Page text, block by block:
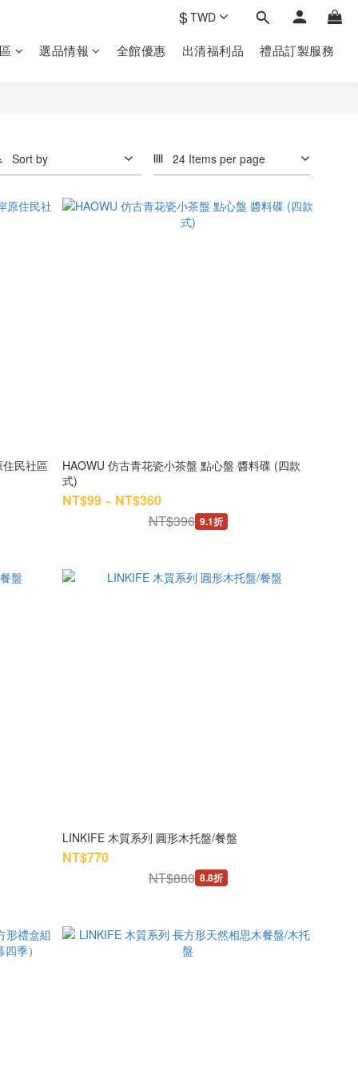
$TWD
選品情報 全館優惠 出清福利品 禮品訂製‎服務
Sort by 24 Items per page
民社區
HAOWU 仿古青花瓷小茶盤 點心盤 醬料碟 (四款
式)
NT$99 ~ NT$360
NT$396 9.1折
LINKIFE 木質系列 圓形木托盤/餐盤
NT$770
NT$880 8.8折